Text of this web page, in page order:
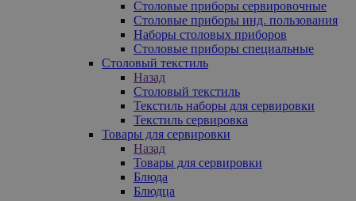
Столовые приборы сервировочные
Столовые приборы инд. пользования
Наборы столовых приборов
Столовые приборы специальные
Столовый текстиль
Назад
Столовый текстиль
Текстиль наборы для сервировки
Текстиль сервировка
Товары для сервировки
Назад
Товары для сервировки
Блюда
Блюдца